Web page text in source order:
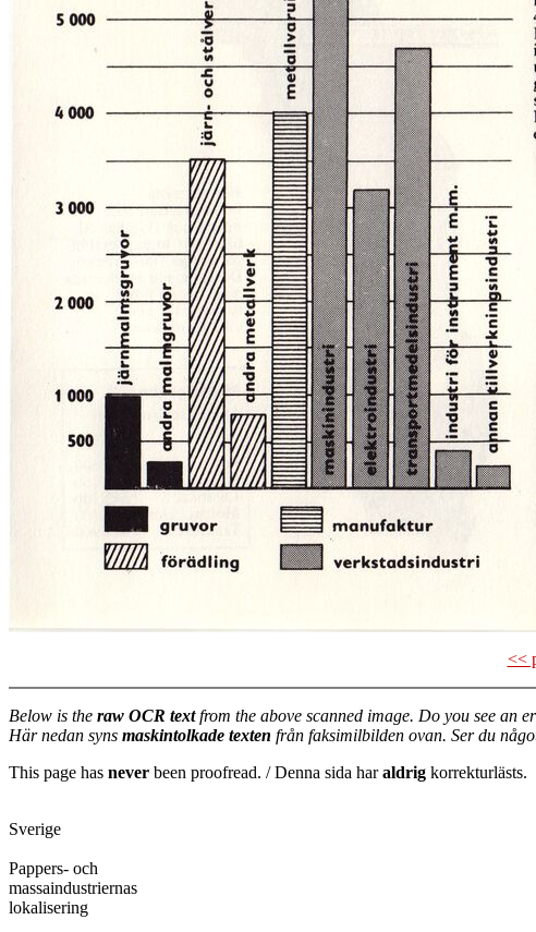
<<
Below is the raw OCR textfrom the above scanned image. Do you see an
Här nedan syns maskintolkade texten från faksimilbilden ovan. Ser du
This page has never been proofread. / Denna sida haraldrig korrekturlästs.
Sverige
Pappers- och
massaindustriernas
lokalisering